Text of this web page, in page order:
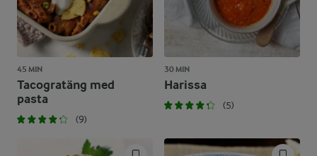
45 MIN
Tacogratäng med
pasta
(9)
30 MIN
Harissa
(5)